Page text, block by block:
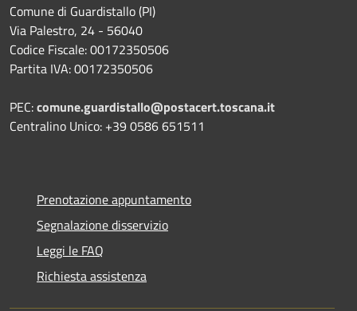
Comune di Guardistallo (PI)
Via Palestro, 24 - 56040
Codice Fiscale: 00172350506
Partita IVA: 00172350506
PEC:comune.guardistallo@postacert.toscana.it
Centralino Unico: +39 0586 651511
Prenotazione appuntamento
Segnalazione disservizio
Leggi le FAQ
Richiesta assistenza